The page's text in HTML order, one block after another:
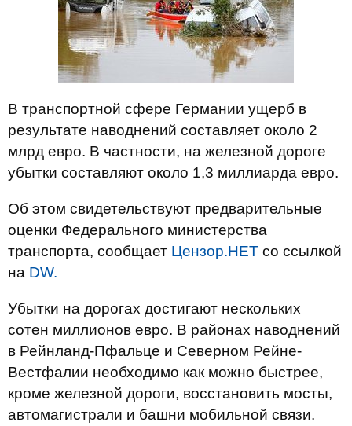
В транспортной сфере Германии ущерб в
результате наводнений составляет около 2
млрд евро. В частности, на железной дороге
убытки составляют около 1,3 миллиарда евро.
Об этом свидетельствуют предварительные
оценки Федерального министерства
транспорта, сообщает Цензор.НЕТ со ссылкой
на DW.
Убытки на дорогах достигают нескольких
сотен миллионов евро. В районах наводнений
в Рейнланд-Пфальце и Северном Рейне-
Вестфалии необходимо как можно быстрее,
кроме железной дороги, восстановить мосты,
автомагистрали и башни мобильной связи.